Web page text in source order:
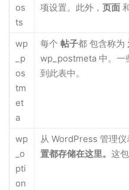
os
ts
项设置。此外， 页面
wp
_p
os
tm
et
a
每个 帖子都 包含称为
wp_postmeta 中。一
到此表中。
wp
_o
pti
on
从 WordPress 管理
置都存储在这里。 这